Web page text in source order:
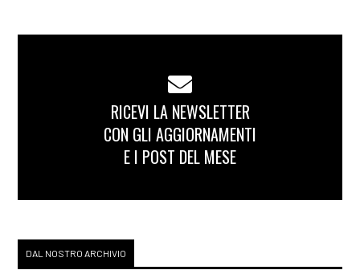
RICEVI LA NEWSLETTER
CON GLI AGGIORNAMENTI
E I POST DEL MESE
DAL NOSTRO ARCHIVIO